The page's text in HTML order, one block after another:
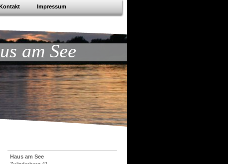
Impressum
am See
Haus am See